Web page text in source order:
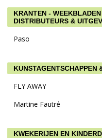
KRANTEN -
DISTRIBUTEURS &
Paso
KUNSTAGENTSCHAPPEN
FLY AWAY
Martine Fautré
KWEKERIJEN EN